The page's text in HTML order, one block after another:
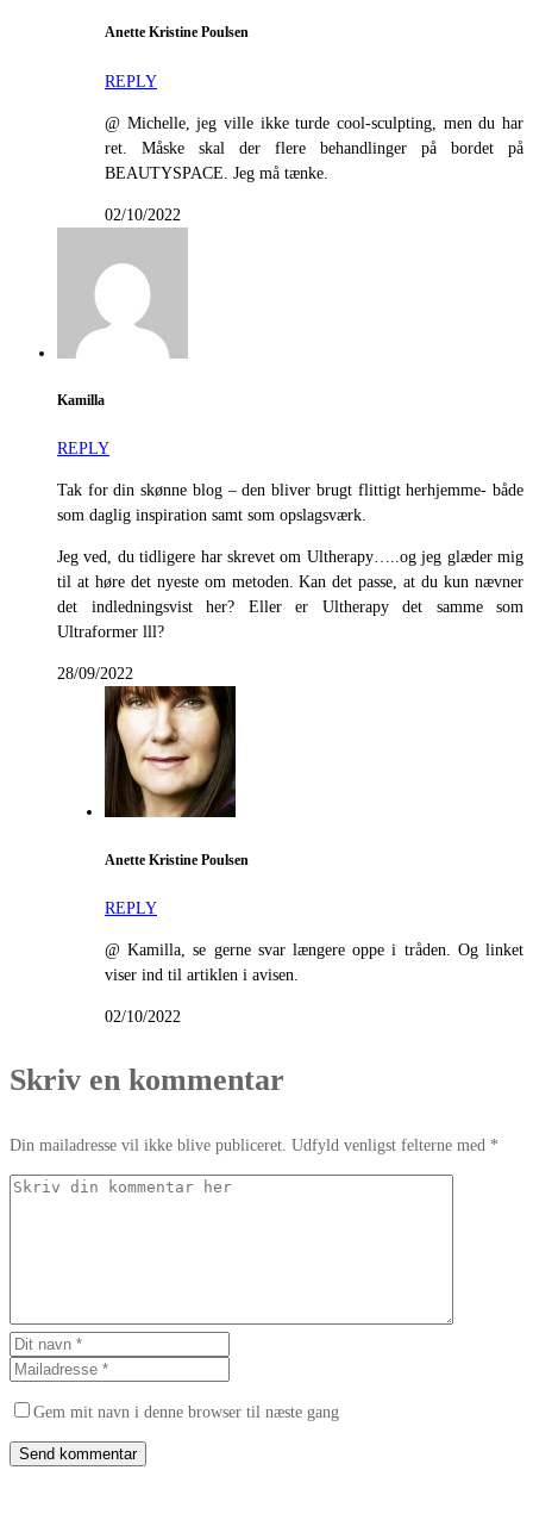
Anette Kristine Poulsen
REPLY
@ Michelle, jeg ville ikke turde cool-sculpting, men du har
ret. Måske skal der flere behandlinger på bordet på
BEAUTYSPACE. Jeg må tænke.
02/10/2022
Kamilla
REPLY
Tak for din skønne blog – den bliver brugt flittigt herhjemme- både
som daglig inspiration samt som opslagsværk.
Jeg ved, du tidligere har skrevet om Ultherapy…..og jeg glæder mig
til at høre det nyeste om metoden. Kan det passe, at du kun nævner
det indledningsvist her? Eller er Ultherapy det samme som
Ultraformer lll?
28/09/2022
Anette Kristine Poulsen
REPLY
@ Kamilla, se gerne svar længere oppe i tråden. Og linket
viser ind til artiklen i avisen.
02/10/2022
Skriv en kommentar
Din mailadresse vil ikke blive publiceret. Udfyld venligst felterne med *
Gem mit navn i denne browser til næste gang